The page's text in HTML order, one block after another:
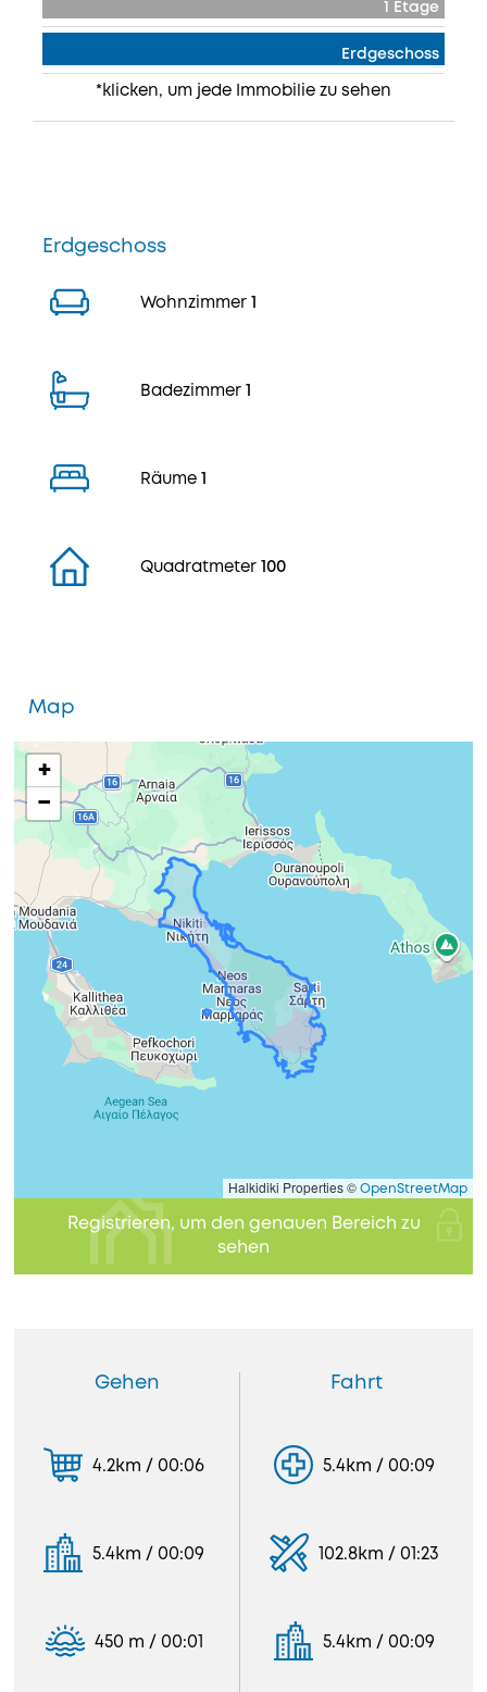
1 Etage
Erdgeschoss
*klicken, um jede Immobilie zu sehen
Erdgeschoss
Wohnzimmer
Badezimmer
Räume
Quadratmeter 100
Map
+
−
Halkidiki Properties © OpenStreetMap
Registrieren, um den genauen Bereich zu
sehen
Gehen
4.2km / 00:06
5.4km / 00:09
450 m / 00:01
Fahrt
5.4km / 00:09
102.8km / 01:23
5.4km / 00:09